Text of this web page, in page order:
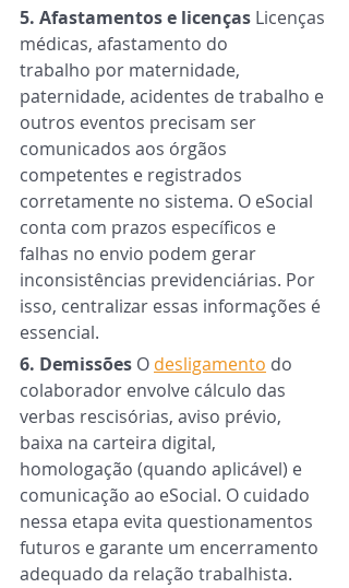
5. Afastamentos e licenças Licenças
médicas, afastamento do
trabalho por maternidade,
paternidade, acidentes de trabalho e
outros eventos precisam ser
comunicados aos órgãos
competentes e registrados
corretamente no sistema. O eSocial
conta com prazos específicos e
falhas no envio podem gerar
inconsistências previdenciárias. Por
isso, centralizar essas informações é
essencial.
6. Demissões O desligamento do
colaborador envolve cálculo das
verbas rescisórias, aviso prévio,
baixa na carteira digital,
homologação (quando aplicável) e
comunicação ao eSocial. O cuidado
nessa etapa evita questionamentos
futuros e garante um encerramento
adequado da relação trabalhista.